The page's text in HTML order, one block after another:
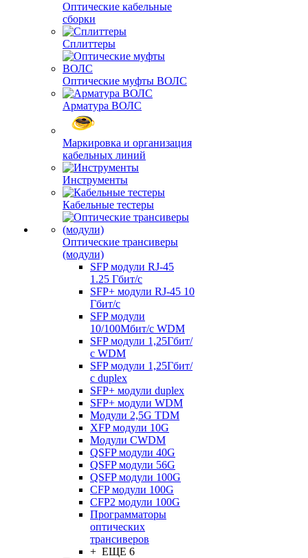
Оптические кабельные
сборки
Сплиттеры
Оптические муфты ВОЛС
Арматура ВОЛС
Маркировка и организация
кабельных линий
Инструменты
Кабельные тестеры
Оптические трансиверы
(модули)
SFP модули RJ-45
1.25 Гбит/c
SFP+ модули RJ-45 10
Гбит/c
SFP модули
10/100Мбит/с WDM
SFP модули 1,25Гбит/
с WDM
SFP модули 1,25Гбит/
с duplex
SFP+ модули duplex
SFP+ модули WDM
Модули 2,5G TDM
XFP модули 10G
Модули CWDM
QSFP модули 40G
QSFP модули 56G
QSFP модули 100G
CFP модули 100G
CFP2 модули 100G
Программаторы
оптических
трансиверов
+ ЕЩЕ 6